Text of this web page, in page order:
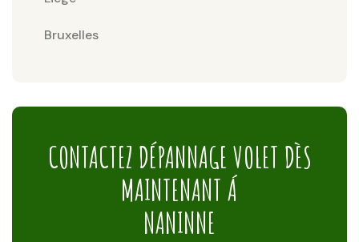
Bruxelles
CONTACTEZ DÉPANNAGE VOLET DÈS
MAINTENANT Á
NANINNE